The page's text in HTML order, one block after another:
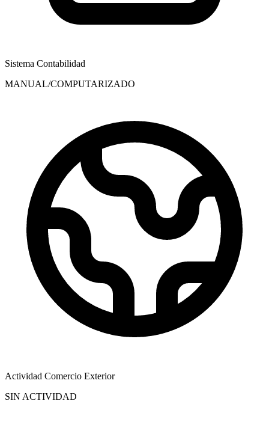
Sistema Contabilidad
MANUAL/COMPUTARIZADO
Actividad Comercio Exterior
SIN ACTIVIDAD